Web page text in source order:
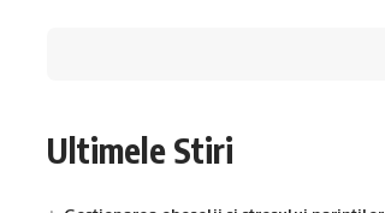
Ultimele Stiri